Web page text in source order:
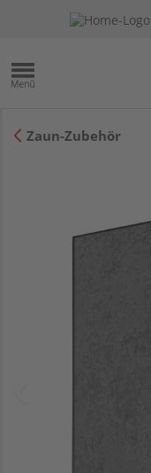
Zaun-Zubehör